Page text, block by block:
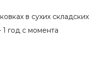
в сухих складских
год с момента